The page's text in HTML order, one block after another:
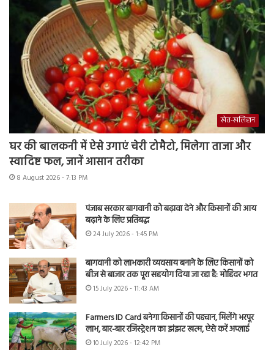
खेत-खलिहान
घर की बालकनी में ऐसे उगाएं चेरी टोमैटो, मिलेगा ताजा और
स्वादिष्ट फल, जानें आसान तरीका
8 August 2026 - 7:13 PM
पंजाब सरकार बागवानी को बढ़ावा देने और किसानों की आय
बढ़ाने के लिए प्रतिबद्ध
24 July 2026 - 1:45 PM
बागवानी को लाभकारी व्यवसाय बनाने के लिए किसानों को
बीज से बाजार तक पूरा सहयोग दिया जा रहा है: मोहिंदर भगत
15 July 2026 - 11:43 AM
Farmers ID Card बनेगा किसानों की पहचान, मिलेंगे भरपूर
लाभ, बार-बार रजिस्ट्रेशन का झंझट खत्म, ऐसे करें अप्लाई
10 July 2026 - 12:42 PM